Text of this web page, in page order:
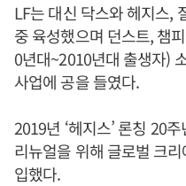
LF는 대신 닥스와 헤지스,
중 육성했으며 던스트, 챔
0년대~2010년대 출생자)
사업에 공을 들였다.
2019년 ‘헤지스’ 론칭 20
리뉴얼을 위해 글로벌 크
입했다.